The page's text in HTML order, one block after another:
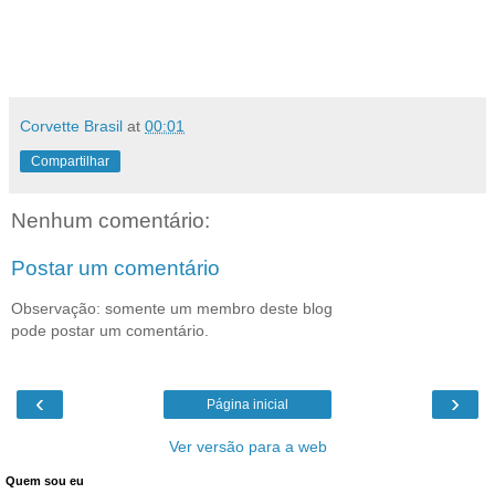
Corvette Brasil at 00:01
Compartilhar
Nenhum comentário:
Postar um comentário
Observação: somente um membro deste blog
pode postar um comentário.
‹ ›
Página inicial
Ver versão para a web
Quem sou eu